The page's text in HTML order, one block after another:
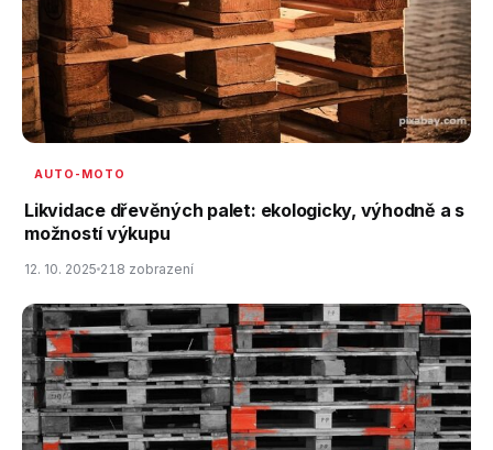
AUTO-MOTO
Likvidace dřevěných palet: ekologicky, výhodně a s
možností výkupu
12. 10. 2025 218 zobrazení